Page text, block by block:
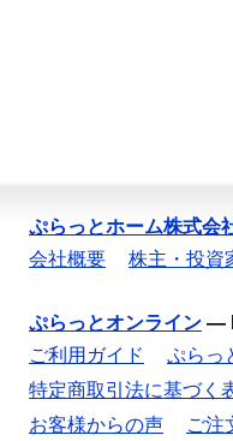
ぷらっとホーム株式会
会社概要
株主・投資
ぷらっとオンライン —
ご利用ガイド
ぷらっ
特定商取引法に基づく
お客様からの声
ご注